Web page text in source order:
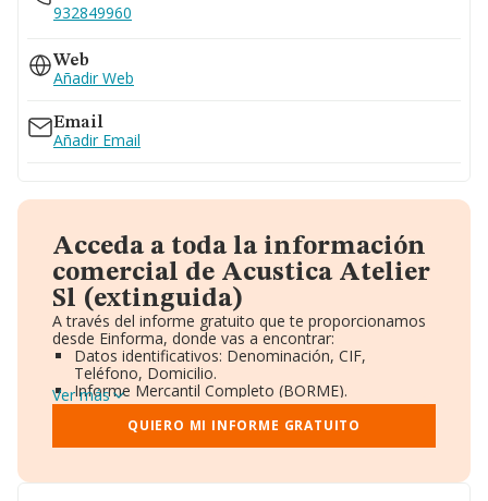
932849960
Web
Añadir Web
Email
Añadir Email
Acceda a toda la información
comercial de Acustica Atelier
Sl (extinguida)
A través del informe gratuito que te proporcionamos
desde Einforma, donde vas a encontrar:
Datos identificativos: Denominación, CIF,
Teléfono, Domicilio.
Informe Mercantil Completo (BORME).
Gráficos de Evolución Ventas y Empleados.
Consejo de Administración y Administradores.
Directivos y Ejecutivos.
Ver más
QUIERO MI INFORME GRATUITO